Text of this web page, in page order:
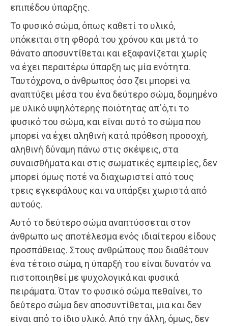
επιπέδου ύπαρξης.
Το φυσικό σώμα, όπως καθετί το υλικό,
υπόκειται στη φθορά του χρόνου και μετά το
θάνατο αποσυντίθεται και εξαφανίζεται χωρίς
να έχει περαιτέρω ύπαρξη ως μία ενότητα.
Ταυτόχρονα, ο άνθρωπος όσο ζει μπορεί να
αναπτύξει μέσα του ένα δεύτερο σώμα, δομημένο
με υλικό υψηλότερης ποιότητας απ΄ό,τι το
φυσικό του σώμα, και είναι αυτό το σώμα που
μπορεί να έχει αληθινή κατά πρόθεση προσοχή,
αληθινή δύναμη πάνω στις σκέψεις, στα
συναισθήματα και στις σωματικές εμπειρίες, δεν
μπορεί όμως ποτέ να διαχωριστεί από τους
τρεις εγκεφάλους και να υπάρξει χωριστά από
αυτούς.
Αυτό το δεύτερο σώμα αναπτύσσεται στον
άνθρωπο ως αποτέλεσμα ενός ιδιαίτερου είδους
προσπάθειας. Στους ανθρώπους που διαθέτουν
ένα τέτοιο σώμα, η ύπαρξή του είναι δυνατόν να
πιστοποιηθεί με ψυχολογικά και φυσικά
πειράματα. Όταν το φυσικό σώμα πεθαίνει, το
δεύτερο σώμα δεν αποσυντίθεται, μια και δεν
είναι από το ίδιο υλικό. Από την άλλη, όμως, δεν